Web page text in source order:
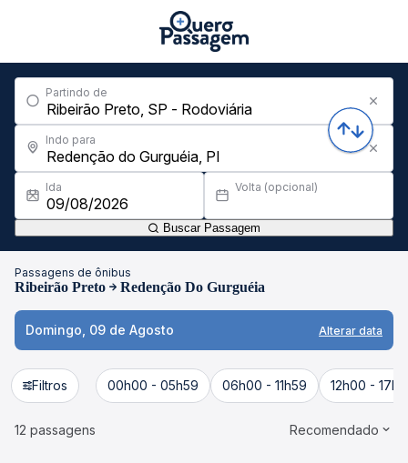
Partindo de
Indo para
Ida Volta (opcional)
Buscar Passagem
Passagens de ônibus
Ribeirão Preto Redenção Do Gurguéia
Domingo, 09 de Agosto Alterar data
Filtros 00h00 - 05h59 06h00 - 11h59 12h00 -
12 passagens Recomendado